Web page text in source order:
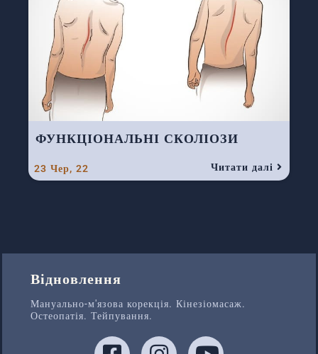
ФУНКЦІОНАЛЬНІ СКОЛІОЗИ
23 Чер, 22 Читати далі
Відновлення
Мануально-м'язова корекція. Кінезіомасаж.
Остеопатія. Тейпування.